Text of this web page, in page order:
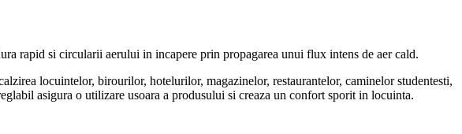
rapid si circularii aerului in incapere prin propagarea unui flux intens de aer cald.
locuintelor, birourilor, hotelurilor, magazinelor, restaurantelor, caminelor studentesti,
asigura o utilizare usoara a produsului si creaza un confort sporit in locuinta.